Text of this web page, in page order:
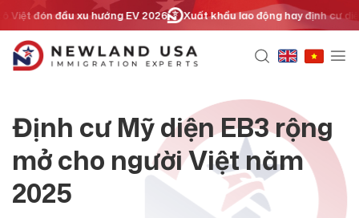
dung
đầu xu hướng EV 2026 Xuất khẩu lao động hay định cư diện
Định cư Mỹ diện EB3 rộng
mở cho người Việt năm
2025